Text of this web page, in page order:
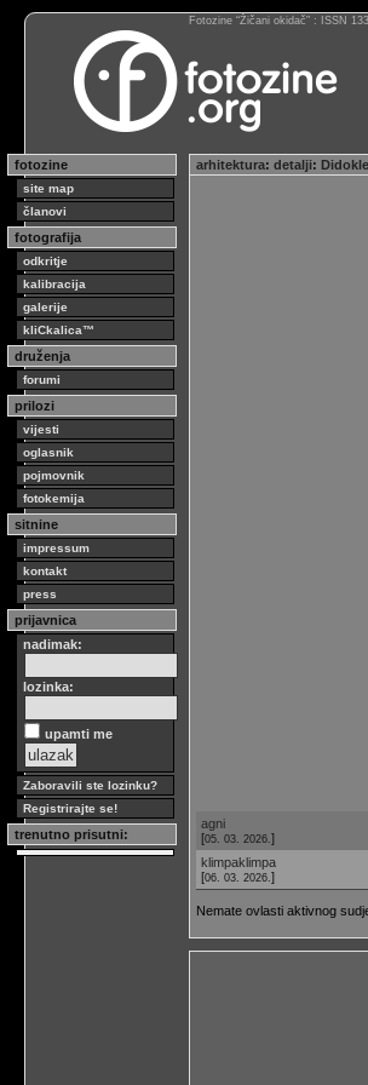
Fotozine “Žičani okidač” : ISSN
fotozine
site map
članovi
fotografija
odkritje
kalibracija
galerije
kliCkalica™
druženja
forumi
prilozi
vijesti
oglasnik
pojmovnik
fotokemija
sitnine
impressum
kontakt
press
prijavnica
nadimak:
lozinka:
upamti me
Zaboravili ste lozinku?
Registrirajte se!
trenutno prisutni:
arhitektura: detalji:
agni
[05. 03. 2026. ]
klimpaklimpa
[06. 03. 2026. ]
Nemate ovlasti aktivnog